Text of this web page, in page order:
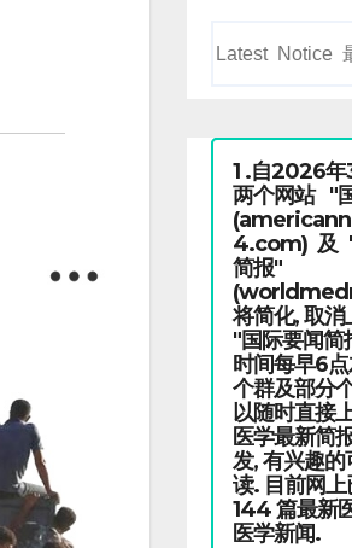
1 .自2026年
两个网站 "
4.com) 及
简报"
将简化, 取
"国际要闻简
时间每早6
个群及部分
以随时直接
医学最新简
发, 有兴趣
读. 目前网
144 篇最新
医学新闻.